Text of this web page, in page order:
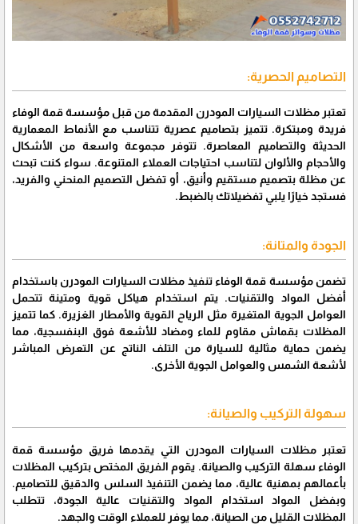
التصاميم الحصرية:
تعتبر مظلات السيارات المودرن المقدمة من قبل مؤسسة قمة الوفاء
فريدة ومبتكرة. تتميز بتصاميم عصرية تتناسب مع الأنماط المعمارية
الحديثة والتصاميم المعاصرة. تتوفر مجموعة واسعة من الأشكال
والأحجام والألوان لتناسب احتياجات العملاء المتنوعة. سواء كنت تبحث
عن مظلة بتصميم مستقيم وأنيق، أو تفضل التصميم المنحني والفريد،
فستجد خيارًا يلبي تفضيلاتك بالضبط.
الجودة والمتانة:
تضمن مؤسسة قمة الوفاء تنفيذ مظلات السيارات المودرن باستخدام
أفضل المواد والتقنيات. يتم استخدام هياكل قوية ومتينة تتحمل
العوامل الجوية المتغيرة مثل الرياح القوية والأمطار الغزيرة. كما تتميز
المظلات بقماش مقاوم للماء ومضاد للأشعة فوق البنفسجية، مما
يضمن حماية مثالية للسيارة من التلف الناتج عن التعرض المباشر
لأشعة الشمس والعوامل الجوية الأخرى.
سهولة التركيب والصيانة:
تعتبر مظلات السيارات المودرن التي يقدمها فريق مؤسسة قمة
الوفاء سهلة التركيب والصيانة. يقوم الفريق المختص بتركيب المظلات
بأعمالهم بمهنية عالية، مما يضمن التنفيذ السلس والدقيق للتصاميم.
وبفضل المواد استخدام المواد والتقنيات عالية الجودة، تتطلب
المظلات القليل من الصيانة، مما يوفر للعملاء الوقت والجهد.